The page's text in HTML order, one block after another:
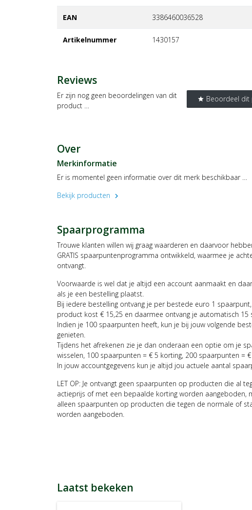
EAN 3386460036528
Artikelnummer 1430157
Reviews
star Beoordeel dit
Er zijn nog geen beoordelingen van dit
product …
Over
Merkinformatie
Er is momentel geen informatie over dit merk beschikbaar …
Bekijk producten
chevron_right
Spaarprogramma
Trouwe klanten willen wij graag waarderen en daarvoor
GRATIS spaarpuntenprogramma ontwikkeld, waarmee je
ontvangt.
Voorwaarde is wel dat je altijd een account aanmaakt en
als je een bestelling plaatst.
Bij iedere bestelling ontvang je per bestede euro 1
product kost € 15,25 en daarmee ontvang je automatisch 15
Indien je 100 spaarpunten heeft, kun je bij jouw volgende
genieten.
Tijdens het afrekenen zie je dan onderaan een optie om je
wisselen, 100 spaarpunten = € 5 korting, 200 spaarpunten =
In jouw accountgegevens kun je altijd jou actuele aantal
LET OP: Je ontvangt geen spaarpunten op producten die al
actieprijs of met een bepaalde korting worden aangeboden,
alleen spaarpunten op producten die tegen de normale of
worden aangeboden.
Laatst bekeken